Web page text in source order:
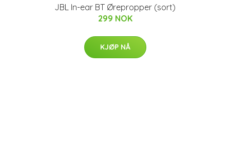
JBL In-ear BT Ørepropper (sort)
299 NOK
KJØP NÅ